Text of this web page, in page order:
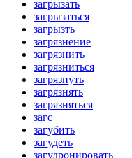
загрызать
загрызаться
загрызть
загрязнение
загрязнить
загрязниться
загрязнуть
загрязнять
загрязняться
загс
загубить
загудеть
загудронировать